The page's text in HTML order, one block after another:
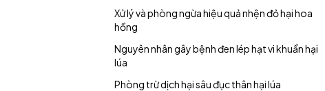
Xử lý và phòng ngừa hiệu quả nhện đỏ hại hoa
hồng
Nguyên nhân gây bệnh đen lép hạt vi khuẩn hại
lúa
Phòng trừ dịch hại sâu đục thân hại lúa